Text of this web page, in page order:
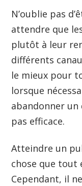
N’oublie pas
attendre que
plutôt à leur
différents
le mieux pour
lorsque
abandonner un
pas efficace.
Atteindre un
chose que tout
Cependant, il